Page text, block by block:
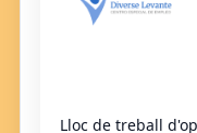
Lloc de treball